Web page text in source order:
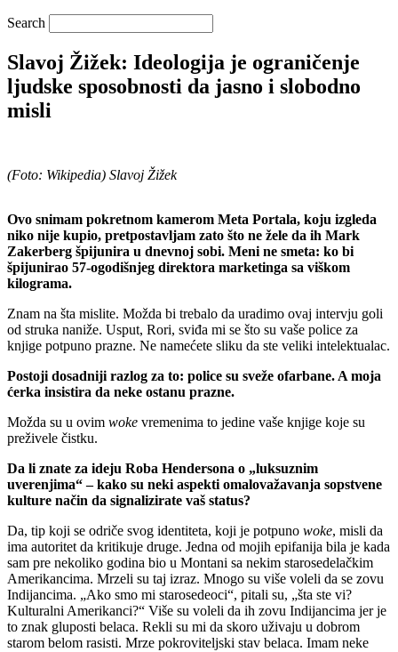
Search
Slavoj Žižek: Ideologija je ograničenje
ljudske sposobnosti da jasno i slobodno
misli
(Foto: Wikipedia) Slavoj Žižek
Ovo snimam pokretnom kamerom Meta Portala, koju izgleda
niko nije kupio, pretpostavljam zato što ne žele da ih Mark
Zakerberg špijunira u dnevnoj sobi. Meni ne smeta: ko bi
špijunirao 57-ogodišnjeg direktora marketinga sa viškom
kilograma.
Znam na šta mislite. Možda bi trebalo da uradimo ovaj intervju goli
od struka naniže. Usput, Rori, sviđa mi se što su vaše police za
knjige potpuno prazne. Ne namećete sliku da ste veliki intelektualac.
Postoji dosadniji razlog za to: police su sveže ofarbane. A moja
ćerka insistira da neke ostanu prazne.
Možda su u ovim woke vremenima to jedine vaše knjige koje su
preživele čistku.
Da li znate za ideju Roba Hendersona o „luksuznim
uverenjima“ – kako su neki aspekti omalovažavanja sopstvene
kulture način da signalizirate vaš status?
Da, tip koji se odriče svog identiteta, koji je potpuno woke, misli da
ima autoritet da kritikuje druge. Jedna od mojih epifanija bila je kada
sam pre nekoliko godina bio u Montani sa nekim starosedelačkim
Amerikancima. Mrzeli su taj izraz. Mnogo su više voleli da se zovu
Indijancima. „Ako smo mi starosedeoci“, pitali su, „šta ste vi?
Kulturalni Amerikanci?“ Više su voleli da ih zovu Indijancima jer je
to znak gluposti belaca. Rekli su mi da skoro uživaju u dobrom
starom belom rasisti. Mrze pokroviteljski stav belaca. Imam neke